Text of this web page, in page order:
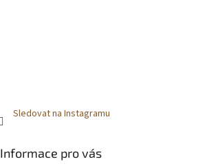
Sledovat na Instagramu
Informace pro vás